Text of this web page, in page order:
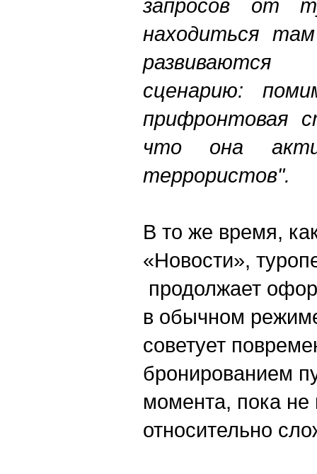
запросов от
находиться
сценарию:
прифронтовая
что она
террористов".
В то же время,
«Новости»,
продолжает
в обычном
советует
бронированием
момента, пока не
относительно